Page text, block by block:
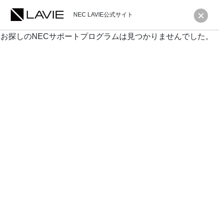
NEC LAVIE公式サイト
お探しのNECサポートプログラムは見つかりませんでした。